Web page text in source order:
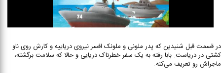
در قسمت قبل شنیدین که پدر ملونی و ملونک افسر نیروی دریاییه و کارش روی ناو
کشتی در دریاست. بابا رفته به یک سفر خطرناک دریایی و حالا که سلامت برگشته،
ماجراش رو تعریف می‌کنه.